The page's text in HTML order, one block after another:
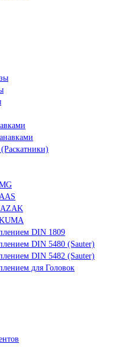
DIN 1809
DIN 5480 (Sauter)
DIN 5482 (Sauter)
для Головок